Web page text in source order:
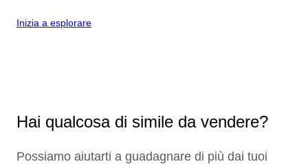
Inizia a esplorare
Hai qualcosa di simile da vendere?
Possiamo aiutarti a guadagnare di più dai tuoi